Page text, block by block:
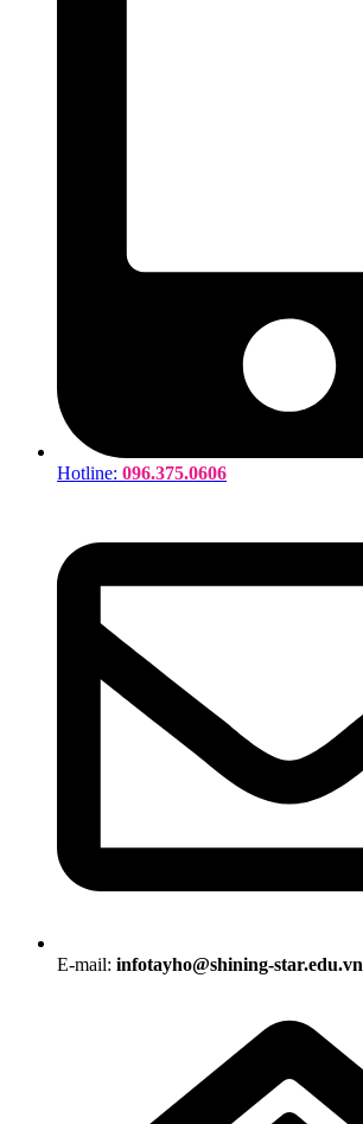
Hotline: 096.375.0606
E-mail: infotayho@shining-star.edu.vn